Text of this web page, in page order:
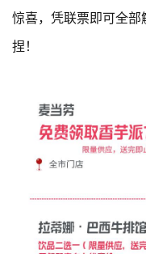
惊喜，凭联票即可全
捏！